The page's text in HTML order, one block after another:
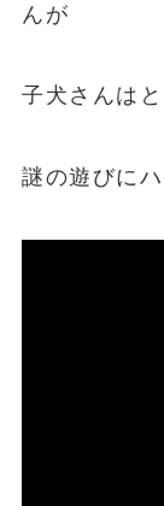
んが
子犬さんは
謎の遊びに